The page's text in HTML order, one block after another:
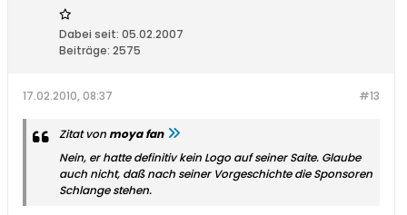
Dabei seit: 05.02.2007
Beiträge: 2575
#13
17.02.2010, 08:37
Zitat vonmoya fan
Nein, er hatte definitiv kein Logo auf seiner Saite. Glaube
auch nicht, daß nach seiner Vorgeschichte die Sponsoren
Schlange stehen.